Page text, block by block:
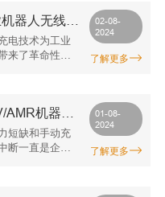
器人无线充
电技术为工业
来了革命性的
自动化的发
产注入了新的
时空将继续创
客户提供领先
02-08-
2024
了解更多
机器人
方案
短缺和手动充
断一直是企业
01-08-
2024
了解更多